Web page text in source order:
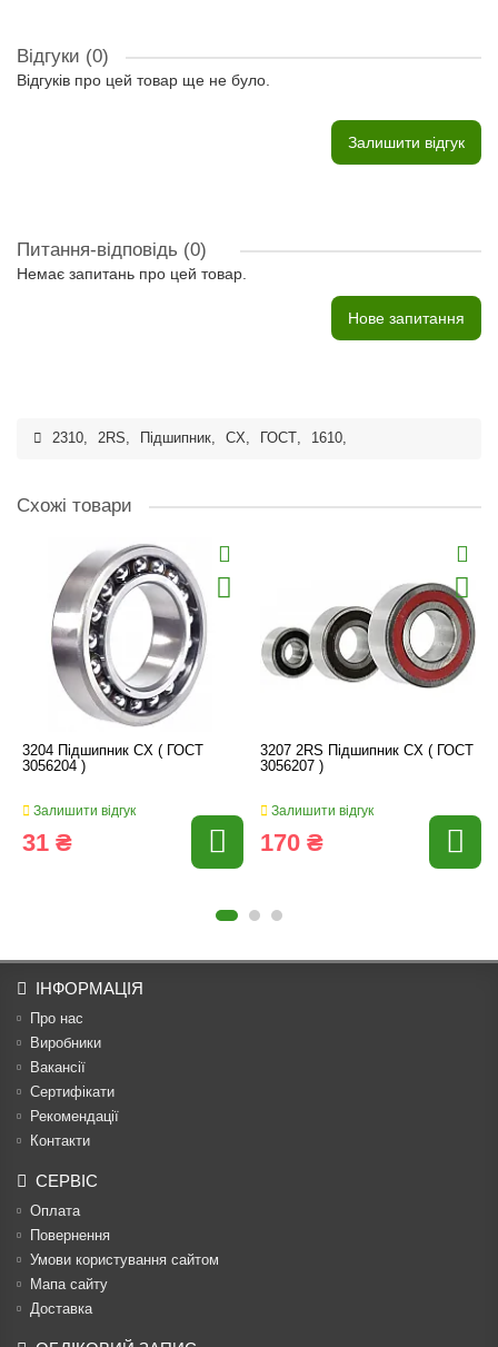
Відгуки (0)
Відгуків про цей товар ще не було.
Залишити відгук
Питання-відповідь (0)
Немає запитань про цей товар.
Нове запитання
2310, 2RS, Підшипник, CX, ГОСТ , 1610,
Схожі товари
3204 Підшипник CX ( ГОСТ
3056204 )
Залишити відгук
31 ₴
3207 2RS Підшипник CX ( ГОСТ
3056207 )
Залишити відгук
170 ₴
ІНФОРМАЦІЯ
Про нас
Виробники
Вакансії
Сертифікати
Рекомендації
Контакти
СЕРВІС
Оплата
Повернення
Умови користування сайтом
Мапа сайту
Доставка